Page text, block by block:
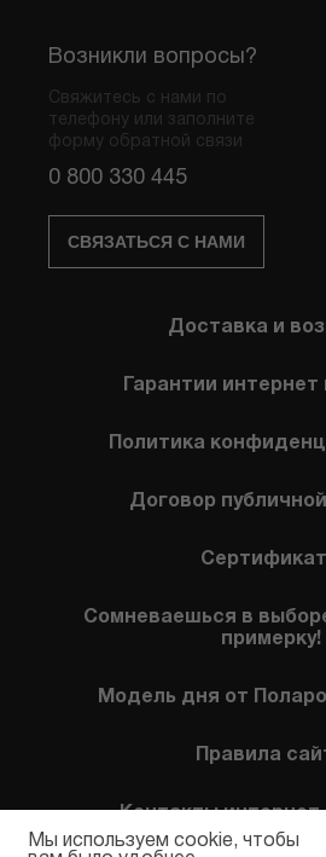
Возникли вопросы?
Свяжитесь с нами по
телефону или заполните
форму обратной связи
0 800 330 445
СВЯЗАТЬСЯ С НАМИ
Доставка и
Гарантии интернет
Политика
Договор
Сомневаешься в
примерку!
Модель дня от
Правила
Контакты
Мы используем cookie, чтобы